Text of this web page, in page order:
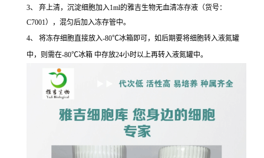
3、 弃上清，沉淀细胞加入1ml的雅吉生物无血清冻存液（货号：
C7001），混匀后加入冻存管中。
4、 将冻存细胞直接放入-80℃冰箱即可，如后期要将细胞转入液氮罐
中，则需在-80℃冰箱 中存放24小时以上再转入液氮罐中。